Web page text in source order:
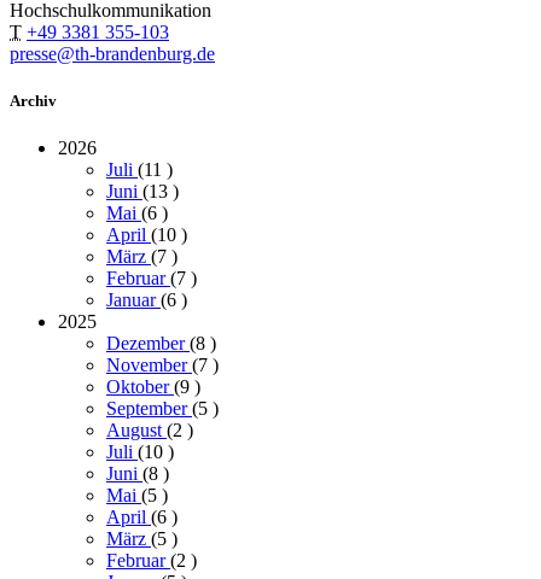
Hochschulkommunikation
T +49 3381 355-103
presse@th-brandenburg.de
Archiv
2026
Juli (11 )
Juni (13 )
Mai (6 )
April (10 )
März (7 )
Februar(7 )
Januar(6 )
2025
Dezember(8 )
November(7 )
Oktober(9 )
September(5 )
August(2 )
Juli (10 )
Juni (8 )
Mai (5 )
April (6 )
März (5 )
Februar(2 )